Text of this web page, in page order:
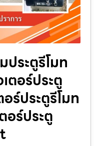
ระตูรีโมท
ตอร์ประตู
ร์ประตูรีโมท
อร์ประตู